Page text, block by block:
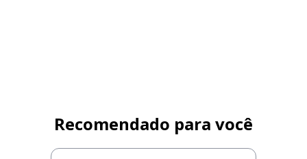
Recomendado para você